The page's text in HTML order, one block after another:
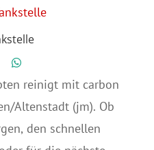
reinigt mit carbon
Altenstadt (jm). Ob
den schnellen